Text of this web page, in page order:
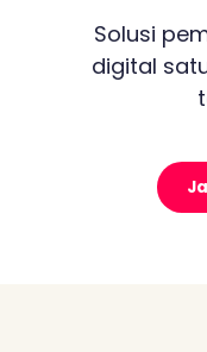
Solusi
digital